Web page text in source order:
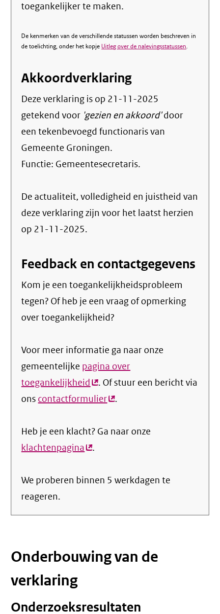
toegankelijker te maken.
De kenmerken van de verschillende statussen worden beschreven in
de toelichting, onder het kopje Uitleg over de nalevingsstatussen.
Akkoordverklaring
Deze verklaring is op 21-11-2025
getekend voor 'gezien en akkoord'door
een tekenbevoegd functionaris van
Gemeente Groningen.
Functie: Gemeentesecretaris.
De actualiteit, volledigheid en juistheid van
deze verklaring zijn voor het laatst herzien
op 21-11-2025.
Feedback en contactgegevens
Kom je een toegankelijkheidsprobleem
tegen? Of heb je een vraag of opmerking
over toegankelijkheid?
Voor meer informatie ga naar onze
gemeentelijke pagina over
toegankelijkheid(externe
link)
. Of stuur een bericht via
ons contactformulier(externe
.
Heb je een klacht? Ga naar onze
klachtenpagina(externe
.
We proberen binnen 5 werkdagen te
reageren.
Onderbouwing van de
verklaring
Onderzoeksresultaten